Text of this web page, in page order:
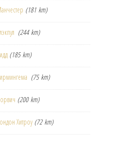
(181 km)
(244 km)
(185 km)
(75 km)
(200 km)
Хитроу (72 km)